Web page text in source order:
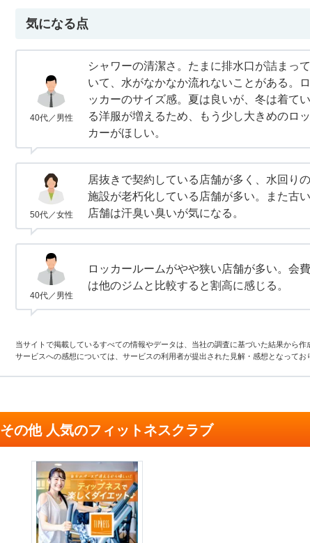
気になる点
40代／男性
シャワーの清潔さ。たまに排水口が詰まって
いて、水がなかなか流れないことがある。ロ
ッカーのサイズ感。夏は良いが、冬は着てい
る洋服が増えるため、もう少し大きめのロッ
カーがほしい。
50代／女性
居抜きで契約している店舗が多く、水回りの
施設が老朽化している店舗が多い。また古い
店舗は汗臭い臭いが気になる。
40代／男性
ロッカールームがやや狭い店舗が多い。会費
は他のジムと比較すると割高に感じる。
当サイトで掲載しているすべての情報やデータは、当社の調査に基づいた結果から作
サービスへの感想については、サービスの利用者が提出された見解・感想となって
その他 人気のフィットネスクラブ